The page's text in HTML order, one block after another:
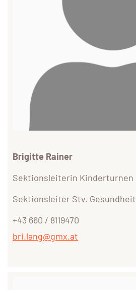
Brigitte Rainer
Sektionsleiterin Kinderturnen
Sektionsleiter Stv.
+43 660 / 8119470
bri.lang@gmx.at